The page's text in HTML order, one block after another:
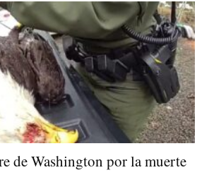
de Washington por la muerte